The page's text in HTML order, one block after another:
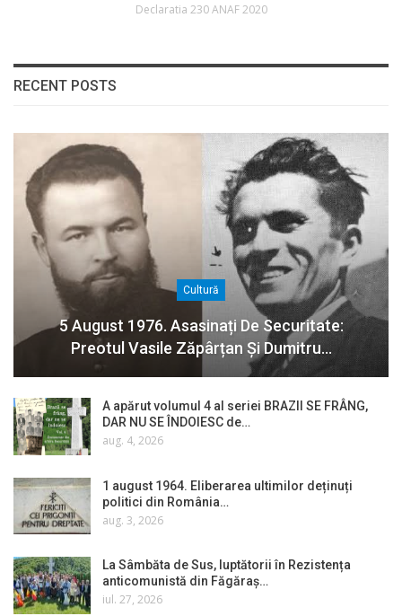
Declaratia 230 ANAF 2020
RECENT POSTS
Cultură
5 August 1976. Asasinați De Securitate:
Preotul Vasile Zăpârțan Și Dumitru…
A apărut volumul 4 al seriei BRAZII SE FRÂNG,
DAR NU SE ÎNDOIESC de…
aug. 4, 2026
1 august 1964. Eliberarea ultimilor deținuți
politici din România…
aug. 3, 2026
La Sâmbăta de Sus, luptătorii în Rezistența
anticomunistă din Făgăraș…
iul. 27, 2026